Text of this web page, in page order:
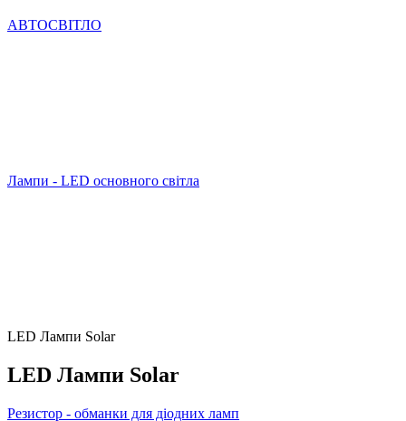
АВТОСВІТЛО
Лампи - LED основного світла
LED Лампи Solar
LED Лампи Solar
Резистор - обманки для діодних ламп